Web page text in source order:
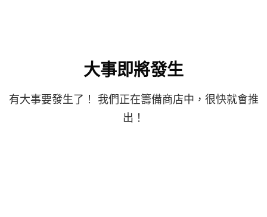
大事即將發生
有大事要發生了！ 我們正在籌備商店中，很快就會推
出！